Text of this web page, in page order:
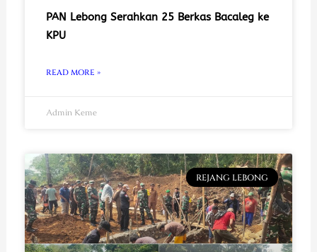
PAN Lebong Serahkan 25 Berkas Bacaleg ke
KPU
READ MORE »
Admin Keme
REJANG LEBONG